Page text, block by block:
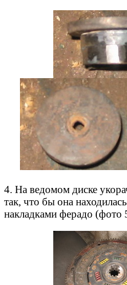
4. На ведомом диске
так, что бы она
накладками ферадо (фото